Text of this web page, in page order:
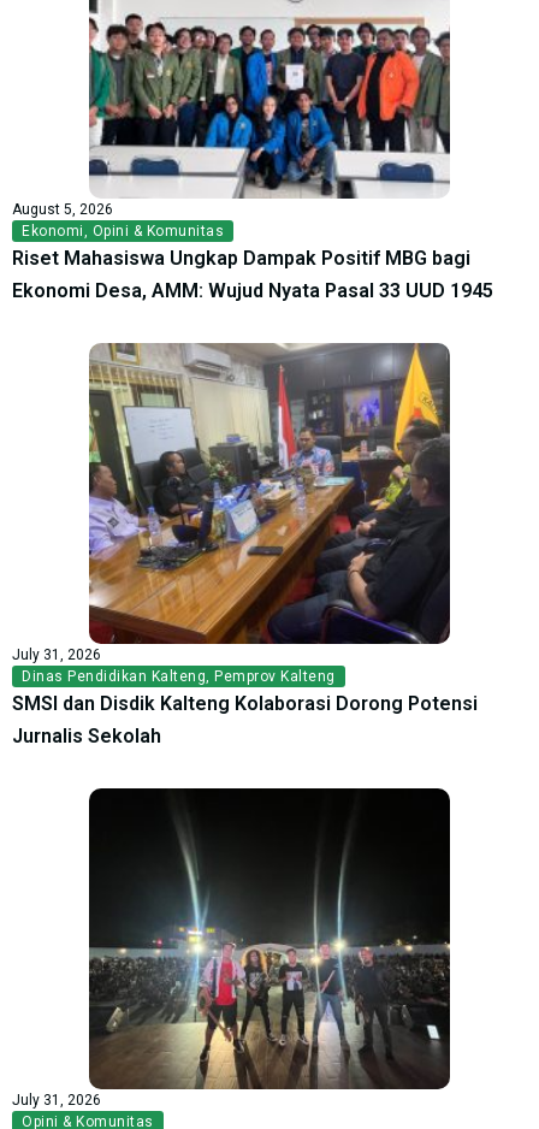
August 5, 2026
Ekonomi, Opini & Komunitas
Riset Mahasiswa Ungkap Dampak Positif MBG bagi
Ekonomi Desa, AMM: Wujud Nyata Pasal 33 UUD 1945
July 31, 2026
Dinas Pendidikan Kalteng, Pemprov Kalteng
SMSI dan Disdik Kalteng Kolaborasi Dorong Potensi
Jurnalis Sekolah
July 31, 2026
Opini & Komunitas